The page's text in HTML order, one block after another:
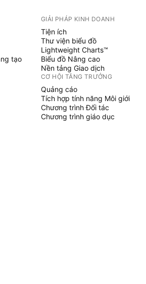
tạo
GIẢI PHÁP KINH DOANH
Tiện ích
Thư viện biểu đồ
Lightweight Charts™
Biểu đồ Nâng cao
Nền tảng Giao dịch
CƠ HỘI TĂNG TRƯỞNG
Quảng cáo
Tích hợp tính năng Môi giới
Chương trình Đối tác
Chương trình giáo dục